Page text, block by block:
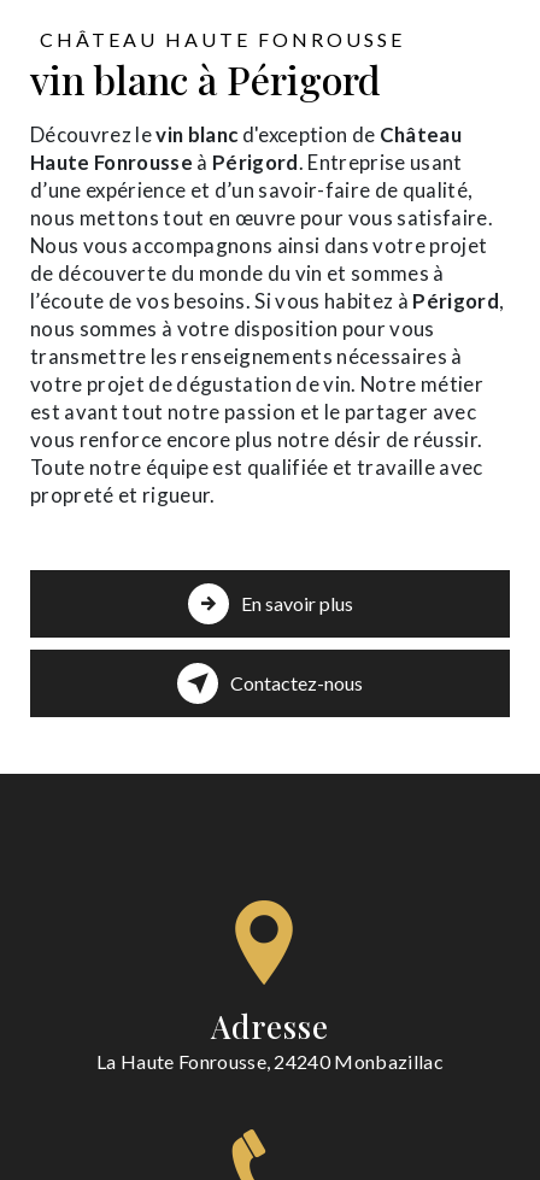
CHÂTEAU HAUTE FONROUSSE
vin blanc à Périgord
Découvrez levin blanc d'exception de Château
Haute Fonrousse à Périgord. Entreprise usant
d’une expérience et d’un savoir-faire de qualité,
nous mettons tout en œuvre pour vous satisfaire.
Nous vous accompagnons ainsi dans votre projet
de découverte du monde du vin et sommes à
l’écoute de vos besoins. Si vous habitez à Périgord,
nous sommes à votre disposition pour vous
transmettre les renseignements nécessaires à
votre projet de dégustation de vin. Notre métier
est avant tout notre passion et le partager avec
vous renforce encore plus notre désir de réussir.
Toute notre équipe est qualifiée et travaille avec
propreté et rigueur.
En savoir plus
Contactez-nous
Adresse
La Haute Fonrousse, 24240 Monbazillac